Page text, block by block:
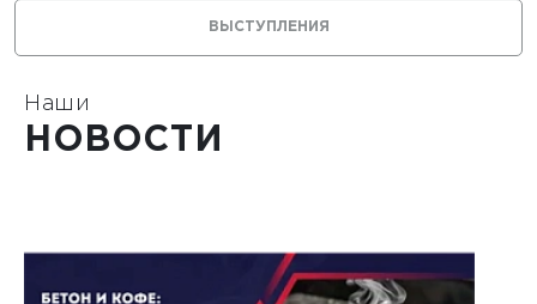
1
ВЫСТУПЛЕНИЯ
Наши
НОВОСТИ